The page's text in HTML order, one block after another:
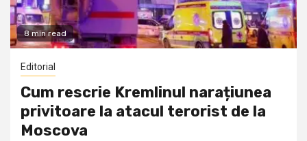
8 min read
Editorial
Cum rescrie Kremlinul narațiunea
privitoare la atacul terorist de la
Moscova